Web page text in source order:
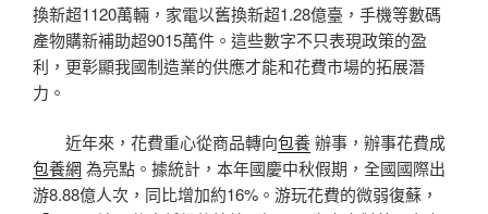
換新超1120萬輛，家電以舊換新超1.28億臺，手機等數碼
產物購新補助超9015萬件。這些數字不只表現政策的盈
利，更彰顯我國制造業的供應才能和花費市場的拓展潛
力。
近年來，花費重心從商品轉向包養辦事，辦事花費成
包養網 為亮點。據統計，本年國慶中秋假期，全國國際出
游8.88億人次，同比增加約16%。游玩花費的微弱復蘇，